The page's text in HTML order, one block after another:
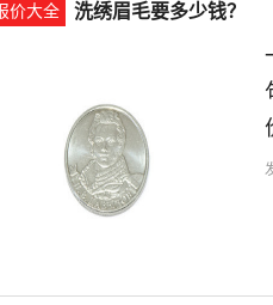
价大全 洗绣眉毛要多少钱？